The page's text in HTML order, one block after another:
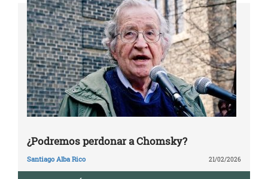
¿Podremos perdonar a Chomsky?
Santiago Alba Rico 21/02/2026